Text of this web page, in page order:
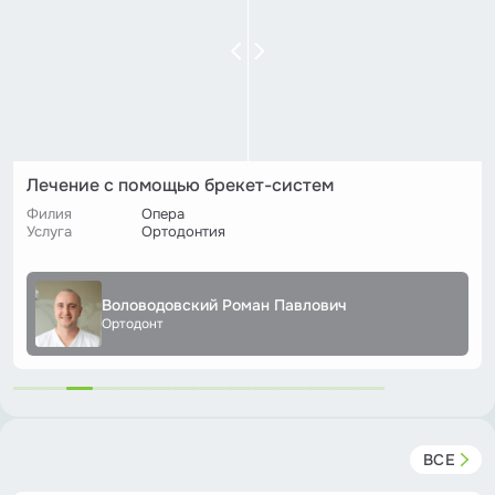
Лечение с помощью брекет-систем
Филия
Опера
Услуга
Ортодонтия
Воловодовский Роман Павлович
Ортодонт
ВСЕ